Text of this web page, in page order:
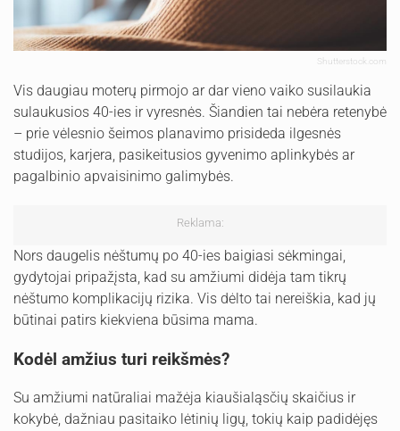
Shutterstock.com
Vis daugiau moterų pirmojo ar dar vieno vaiko susilaukia
sulaukusios 40-ies ir vyresnės. Šiandien tai nebėra retenybė
– prie vėlesnio šeimos planavimo prisideda ilgesnės
studijos, karjera, pasikeitusios gyvenimo aplinkybės ar
pagalbinio apvaisinimo galimybės.
Reklama:
Nors daugelis nėštumų po 40-ies baigiasi sėkmingai,
gydytojai pripažįsta, kad su amžiumi didėja tam tikrų
nėštumo komplikacijų rizika. Vis dėlto tai nereiškia, kad jų
būtinai patirs kiekviena būsima mama.
Kodėl amžius turi reikšmės?
Su amžiumi natūraliai mažėja kiaušialąsčių skaičius ir
kokybė, dažniau pasitaiko lėtinių ligų, tokių kaip padidėjęs